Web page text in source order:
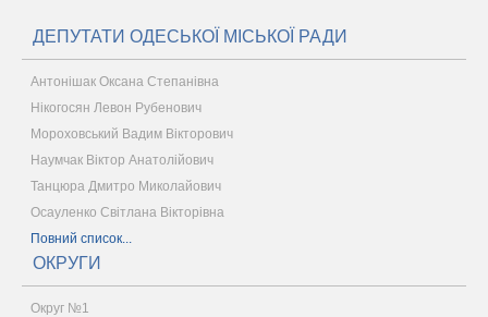
ДЕПУТАТИ ОДЕСЬКОЇ МІСЬКОЇ РАДИ
Антонішак Оксана Степанівна
Нікогосян Левон Рубенович
Мороховський Вадим Вікторович
Наумчак Віктор Анатолійович
Танцюра Дмитро Миколайович
Осауленко Світлана Вікторівна
Повний список...
ОКРУГИ
Округ №1